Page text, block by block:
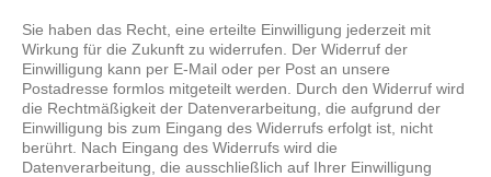
Sie haben das Recht, eine erteilte Einwilligung jederzeit mit
Wirkung für die Zukunft zu widerrufen. Der Widerruf der
Einwilligung kann per E-Mail oder per Post an unsere
Postadresse formlos mitgeteilt werden. Durch den Widerruf wird
die Rechtmäßigkeit der Datenverarbeitung, die aufgrund der
Einwilligung bis zum Eingang des Widerrufs erfolgt ist, nicht
berührt. Nach Eingang des Widerrufs wird die
Datenverarbeitung, die ausschließlich auf Ihrer Einwilligung